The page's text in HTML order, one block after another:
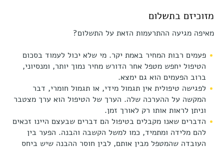
מזוכיזם בתשלום
מאיפה מגיעה ההתרעמות הזאת על התשלום?
פעמים רבות המחיר באמת יקר. מי שלא יכול לעמוד בסכום
הטיפול יחפש מטפל אחר הדורש מחיר נמוך יותר, ומנסיוני,
ברוב הפעמים הוא גם ימצא.
לפגישה טיפולית אין תגמול מידי, או תגמול חומרי, דבר
המקשה על ההערכה שלה. הערך של הטיפול הוא ערך מצטבר
וניתן לראות אותו רק לאורך זמן.
הדברים שאנו מקבלים בטיפול הם דברים שבעצם היינו זכאים
להם מלידה ומתמיד, כמו למשל הקשבה והבנה. הפער בין
העובדה שהמטפל מבין אותם, לבין חוסר ההבנה שיש ביחס